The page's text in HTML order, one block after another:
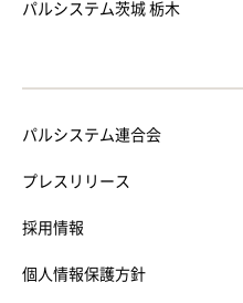
パルシステム茨城 栃木
パルシステム連合会
プレスリリース
採用情報
個人情報保護方針